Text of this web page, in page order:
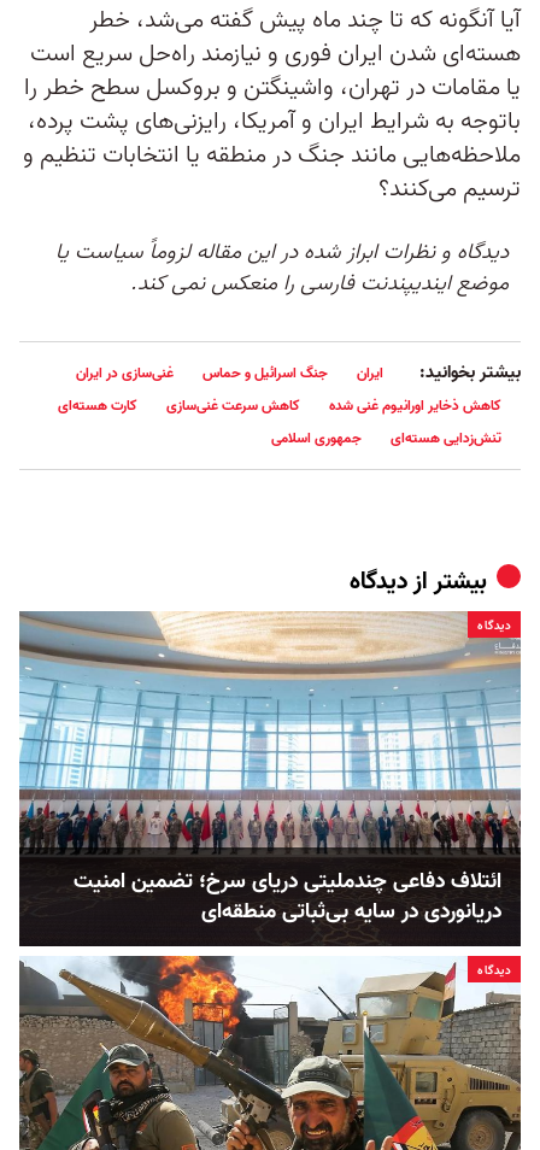
آیا آنگونه که تا چند ماه پیش گفته می‌شد، خطر
هسته‌ای شدن ایران فوری و نیازمند راه‌حل سریع است
یا مقامات در تهران، واشینگتن و بروکسل سطح خطر را
باتوجه به شرایط ایران و آمریکا، رایزنی‌های پشت پرده،
ملاحظه‌هایی مانند جنگ در منطقه یا انتخابات تنظیم و
ترسیم می‌کنند؟
دیدگاه و نظرات ابراز شده در این مقاله لزوماً سیاست یا
موضع ایندیپندنت فارسی را منعکس نمی کند.
بیشتر بخوانید: ایران جنگ اسرائیل و حماس
غنی‌سازی در ایران
کاهش ذخایر اورانیوم غنی شده
کاهش سرعت غنی‌سازی
کارت هسته‌ای
تنش‌زدایی هسته‌ای
جمهوری اسلامی
بیشتر ازدیدگاه
دیدگاه
ائتلاف دفاعی چندملیتی دریای سرخ؛ تضمین امنیت
دریانوردی در سایه بی‌ثباتی‌ منطقه‌ای
دیدگاه